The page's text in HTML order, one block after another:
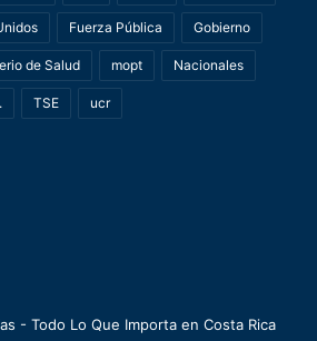
Fuerza Pública Gobierno
de Salud mopt Nacionales
TSE ucr
- Todo Lo Que Importa en Costa Rica